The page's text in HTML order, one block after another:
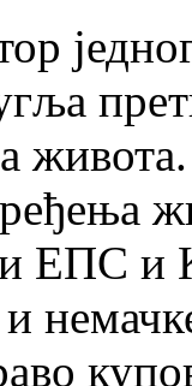
ЕПС и